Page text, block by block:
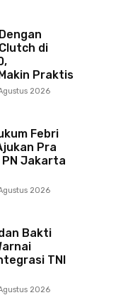
di
Praktis
2026
Febri
Pra
PN Jakarta
2026
Bakti
TNI
2026